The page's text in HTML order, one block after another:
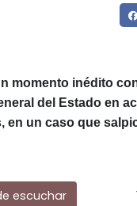
momento inédito
del Estado en
en un caso que
escuchar